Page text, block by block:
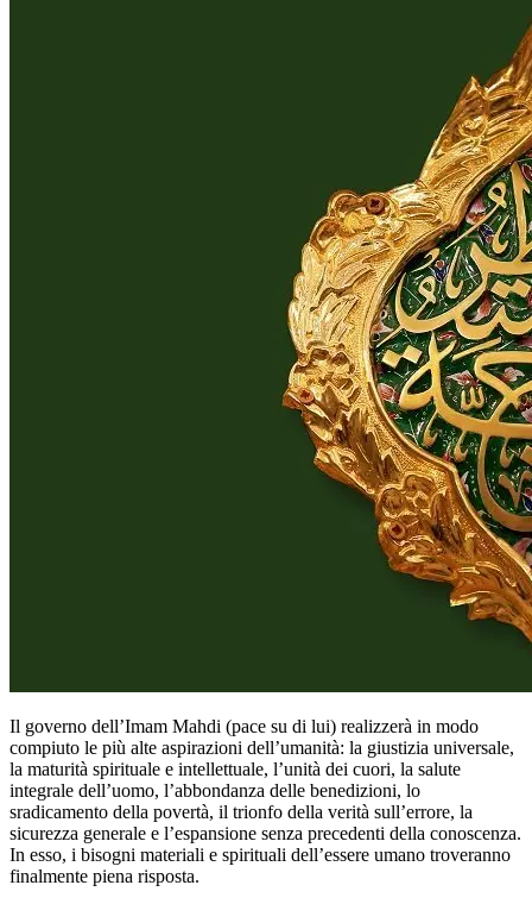
Il governo dell’Imam Mahdi (pace su di lui) realizzerà in modo
compiuto le più alte aspirazioni dell’umanità: la giustizia universale,
la maturità spirituale e intellettuale, l’unità dei cuori, la salute
integrale dell’uomo, l’abbondanza delle benedizioni, lo
sradicamento della povertà, il trionfo della verità sull’errore, la
sicurezza generale e l’espansione senza precedenti della conoscenza.
In esso, i bisogni materiali e spirituali dell’essere umano troveranno
finalmente piena risposta.